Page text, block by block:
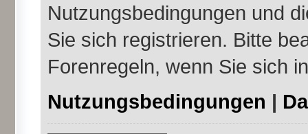
Nutzungsbedingungen und
Sie sich registrieren. Bitte
Forenregeln, wenn Sie sich
Nutzungsbedingungen |